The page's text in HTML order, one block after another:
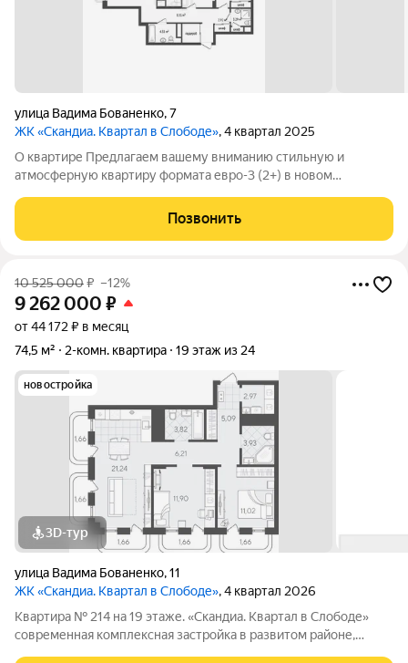
улица Вадима Бованенко,7
ЖК «Скандиа. Квартал в Слободе», 4 квартал 2025
О квартире Предлагаем вашему вниманию стильную и
атмосферную квартиру формата евро-3 (2+) в новом
ИМЕЕТСЯ ПАРКИНГ МНОГОУРОВНЕВЫЙ может идти
Позвонить
10 525 000₽ –12%
9 262 000 ₽
от 44 172 ₽ в месяц
74,5 м²
2-комн. квартира 19 этаж из 24
новостройка
3D-тур
улица Вадима Бованенко,11
ЖК «Скандиа. Квартал в Слободе», 4 квартал 2026
Квартира № 214 на 19 этаже. «Скандиа. Квартал в Слободе»
современная комплексная застройка в развитом районе,